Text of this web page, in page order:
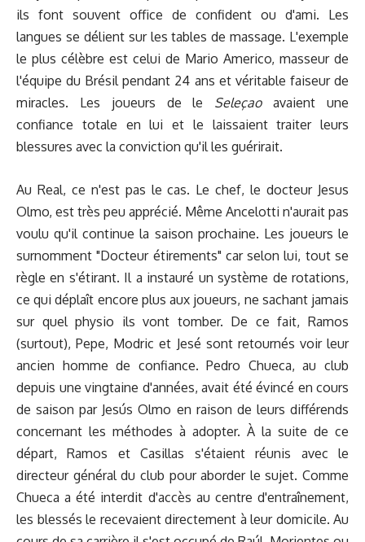
ils font souvent office de confident ou d'ami. Les
langues se délient sur les tables de massage. L'exemple
le plus célèbre est celui de Mario Americo, masseur de
l'équipe du Brésil pendant 24 ans et véritable faiseur de
miracles. Les joueurs de le Seleçaoavaient une
confiance totale en lui et le laissaient traiter leurs
blessures avec la conviction qu'il les guérirait.
Au Real, ce n'est pas le cas. Le chef, le docteur Jesus
Olmo, est très peu apprécié. Même Ancelotti n'aurait pas
voulu qu'il continue la saison prochaine. Les joueurs le
surnomment "Docteur étirements" car selon lui, tout se
règle en s'étirant. Il a instauré un système de rotations,
ce qui déplaît encore plus aux joueurs, ne sachant jamais
sur quel physio ils vont tomber. De ce fait, Ramos
(surtout), Pepe, Modric et Jesé sont retournés voir leur
ancien homme de confiance. Pedro Chueca, au club
depuis une vingtaine d'années, avait été évincé en cours
de saison par Jesús Olmo en raison de leurs différends
concernant les méthodes à adopter. À la suite de ce
départ, Ramos et Casillas s'étaient réunis avec le
directeur général du club pour aborder le sujet. Comme
Chueca a été interdit d'accès au centre d'entraînement,
les blessés le recevaient directement à leur domicile. Au